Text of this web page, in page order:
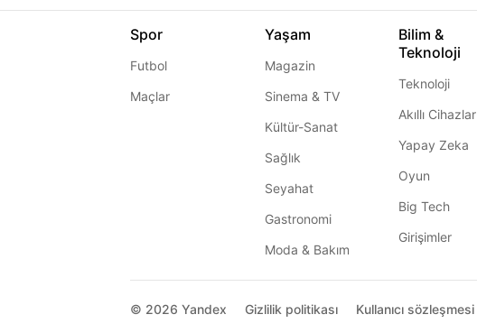
Spor
Futbol
Maçlar
Yaşam
Magazin
Sinema & TV
Kültür-Sanat
Sağlık
Seyahat
Gastronomi
Moda & Bakım
Bilim &
Teknoloji
Teknoloji
Akıllı Cihazlar
Yapay Zeka
Oyun
Big Tech
Girişimler
© 2026 Yandex Gizlilik politikası Kullanıcı sözleşmesi